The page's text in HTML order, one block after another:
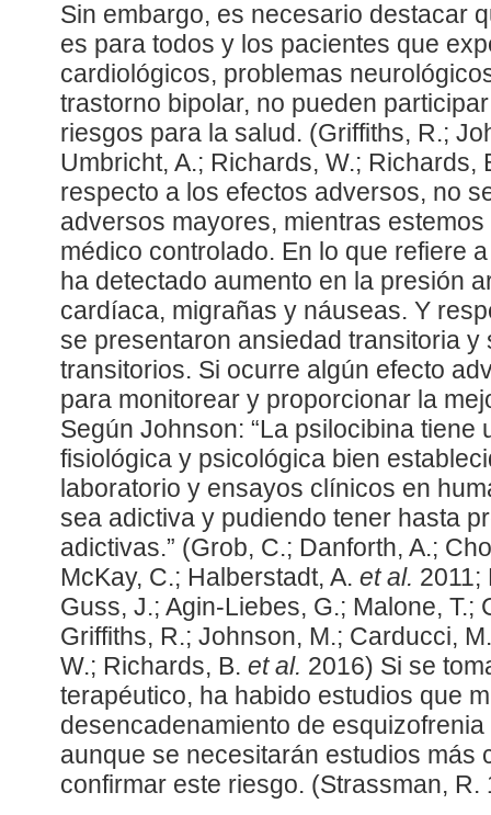
Sin embargo, es necesario destacar
es para todos y los pacientes que
cardiológicos, problemas
trastorno bipolar, no pueden
riesgos para la salud. (Griffiths, R.;
Umbricht, A.; Richards, W.; Richards,
respecto a los efectos adversos, no
adversos mayores, mientras
médico controlado. En lo que refiere
ha detectado aumento en la presión
cardíaca, migrañas y náuseas. Y
se presentaron ansiedad transitoria y
transitorios. Si ocurre algún efecto
para monitorear y proporcionar la
Según Johnson: “La psilocibina tiene
fisiológica y psicológica bien
laboratorio y ensayos clínicos en
sea adictiva y pudiendo tener hasta
adictivas.” (Grob, C.; Danforth, A.;
McKay, C.; Halberstadt, A. et al. 2011;
Guss, J.; Agin-Liebes, G.; Malone, T.;
Griffiths, R.; Johnson, M.; Carducci,
W.; Richards, B. et al. 2016) Si se
terapéutico, ha habido estudios que
desencadenamiento de
aunque se necesitarán estudios más
confirmar este riesgo. (Strassman, R.